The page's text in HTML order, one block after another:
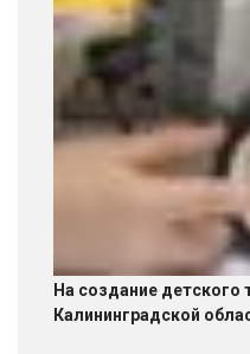
На создание детского
Калининградской